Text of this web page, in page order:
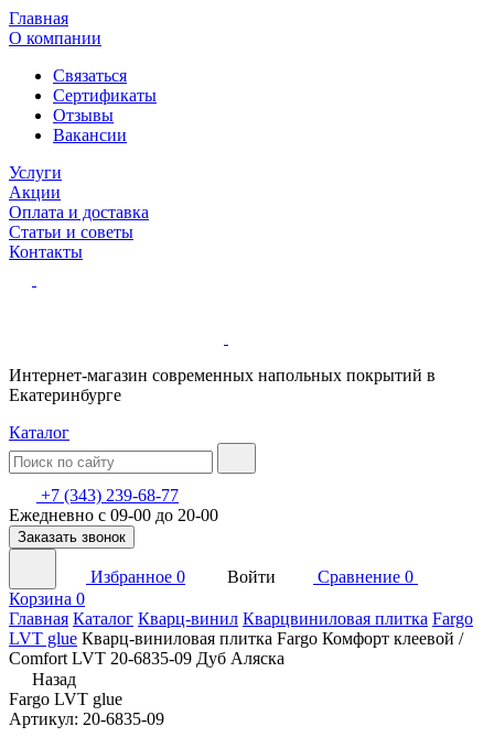
Главная
О компании
Связаться
Сертификаты
Отзывы
Вакансии
Услуги
Акции
Оплата и доставка
Статьи и советы
Контакты
Интернет-магазин современных напольных покрытий в
Екатеринбурге
Каталог
+7 (343) 239-68-77
Ежедневно с 09-00 до 20-00
Заказать звонок
Избранное 0 Войти Сравнение 0
Корзина 0
Главная Каталог Кварц-винил Кварцвиниловая плитка Fargo
LVT glue Кварц-виниловая плитка Fargo Комфорт клеевой /
Comfort LVT 20-6835-09 Дуб Аляска
Назад
Fargo LVT glue
Артикул: 20-6835-09